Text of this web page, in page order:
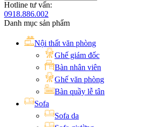
Hotline tư vấn:
0918.886.002
Danh mục sản phẩm
Nội thất văn phòng
Ghế giám đốc
Bàn nhân viên
Ghế văn phòng
Bàn quầy lễ tân
Sofa
Sofa da